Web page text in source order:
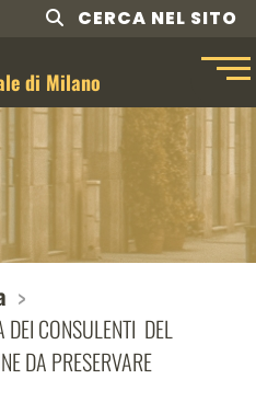
CERCA NEL SITO
di Milano
CONSULENTI DEL
DA PRESERVARE